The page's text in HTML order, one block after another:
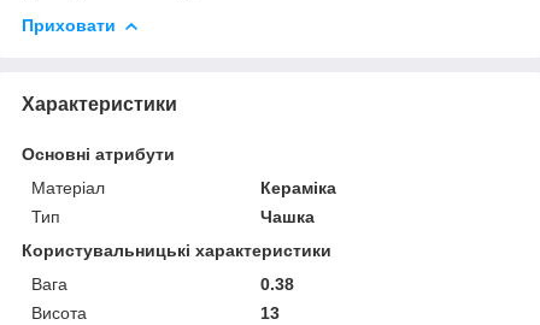
Приховати
Характеристики
Основні атрибути
Матеріал
Кераміка
Тип
Чашка
Користувальницькі характеристики
Вага
0.38
Висота
13